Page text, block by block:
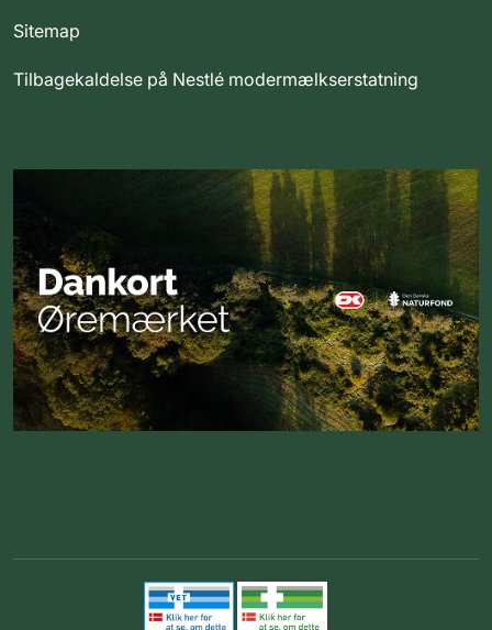
Sitemap
Tilbagekaldelse på Nestlé modermælkserstatning